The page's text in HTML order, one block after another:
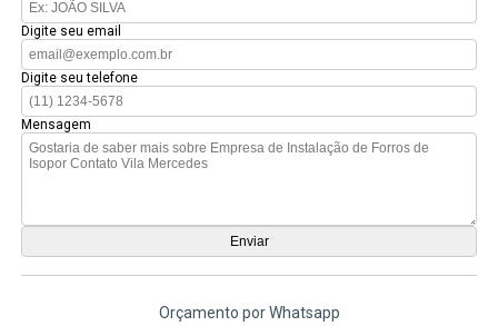
Digite seu email
Digite seu telefone
Mensagem
Orçamento por Whatsapp